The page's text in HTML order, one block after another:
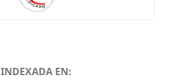
INDEXADA EN: